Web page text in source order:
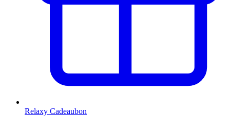
Relaxy Cadeaubon